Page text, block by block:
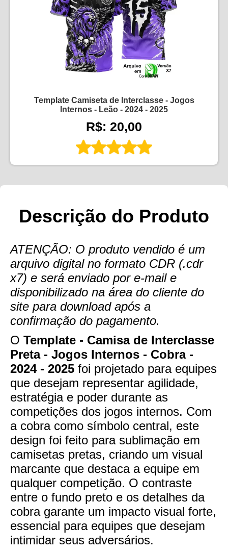
Template Camiseta de Interclasse - Jogos
Internos - Leão - 2024 - 2025
R$: 20,00
Descrição do Produto
ATENÇÃO: O produto vendido é um
arquivo digital no formato CDR (.cdr
x7) e será enviado por e-mail e
disponibilizado na área do cliente do
site para download após a
confirmação do pagamento.
O Template - Camisa de Interclasse
Preta - Jogos Internos - Cobra -
2024 - 2025 foi projetado para equipes
que desejam representar agilidade,
estratégia e poder durante as
competições dos jogos internos. Com
a cobra como símbolo central, este
design foi feito para sublimação em
camisetas pretas, criando um visual
marcante que destaca a equipe em
qualquer competição. O contraste
entre o fundo preto e os detalhes da
cobra garante um impacto visual forte,
essencial para equipes que desejam
intimidar seus adversários.